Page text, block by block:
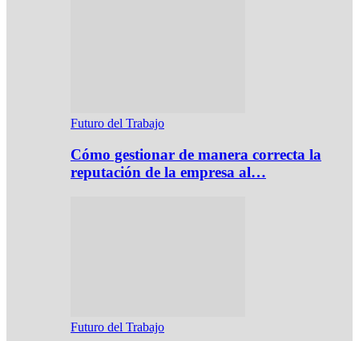
Futuro del Trabajo
Cómo gestionar de manera correcta la
reputación de la empresa al…
Futuro del Trabajo